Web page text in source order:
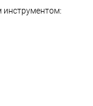
инструментом: